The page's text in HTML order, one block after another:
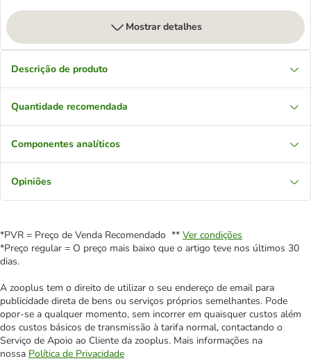
Mostrar detalhes
Descrição de produto
Quantidade recomendada
Componentes analíticos
Opiniões
*PVR = Preço de Venda Recomendado ** Ver condições
*Preço regular = O preço mais baixo que o artigo teve nos últimos 30
dias.
A zooplus tem o direito de utilizar o seu endereço de email para
publicidade direta de bens ou serviços próprios semelhantes. Pode
opor-se a qualquer momento, sem incorrer em quaisquer custos além
dos custos básicos de transmissão à tarifa normal, contactando o
Serviço de Apoio ao Cliente da zooplus. Mais informações na
nossa Política de Privacidade